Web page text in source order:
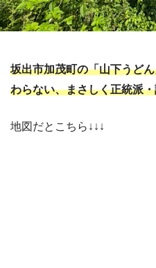
坂出市加茂町の「山下うど
わらない、まさしく正統派
地図だとこちら↓↓↓